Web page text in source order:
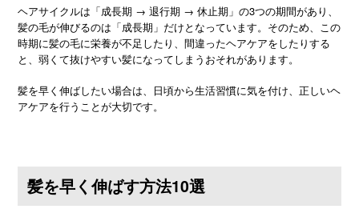
ヘアサイクルは「成長期 → 退行期 → 休止期」の3つの期間があり、
髪の毛が伸びるのは「成長期」だけとなっています。そのため、この
時期に髪の毛に栄養が不足したり、間違ったヘアケアをしたりする
と、弱くて抜けやすい髪になってしまうおそれがあります。
髪を早く伸ばしたい場合は、日頃から生活習慣に気を付け、正しいヘ
アケアを行うことが大切です。
髪を早く伸ばす方法10選